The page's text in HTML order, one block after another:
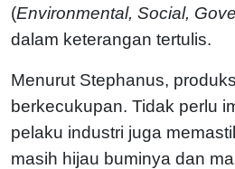
(Environmental, Social,
dalam keterangan tertulis.
Menurut Stephanus,
berkecukupan. Tidak perlu
pelaku industri juga
masih hijau buminya dan